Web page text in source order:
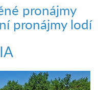
pronájmy
pronájmy lodí